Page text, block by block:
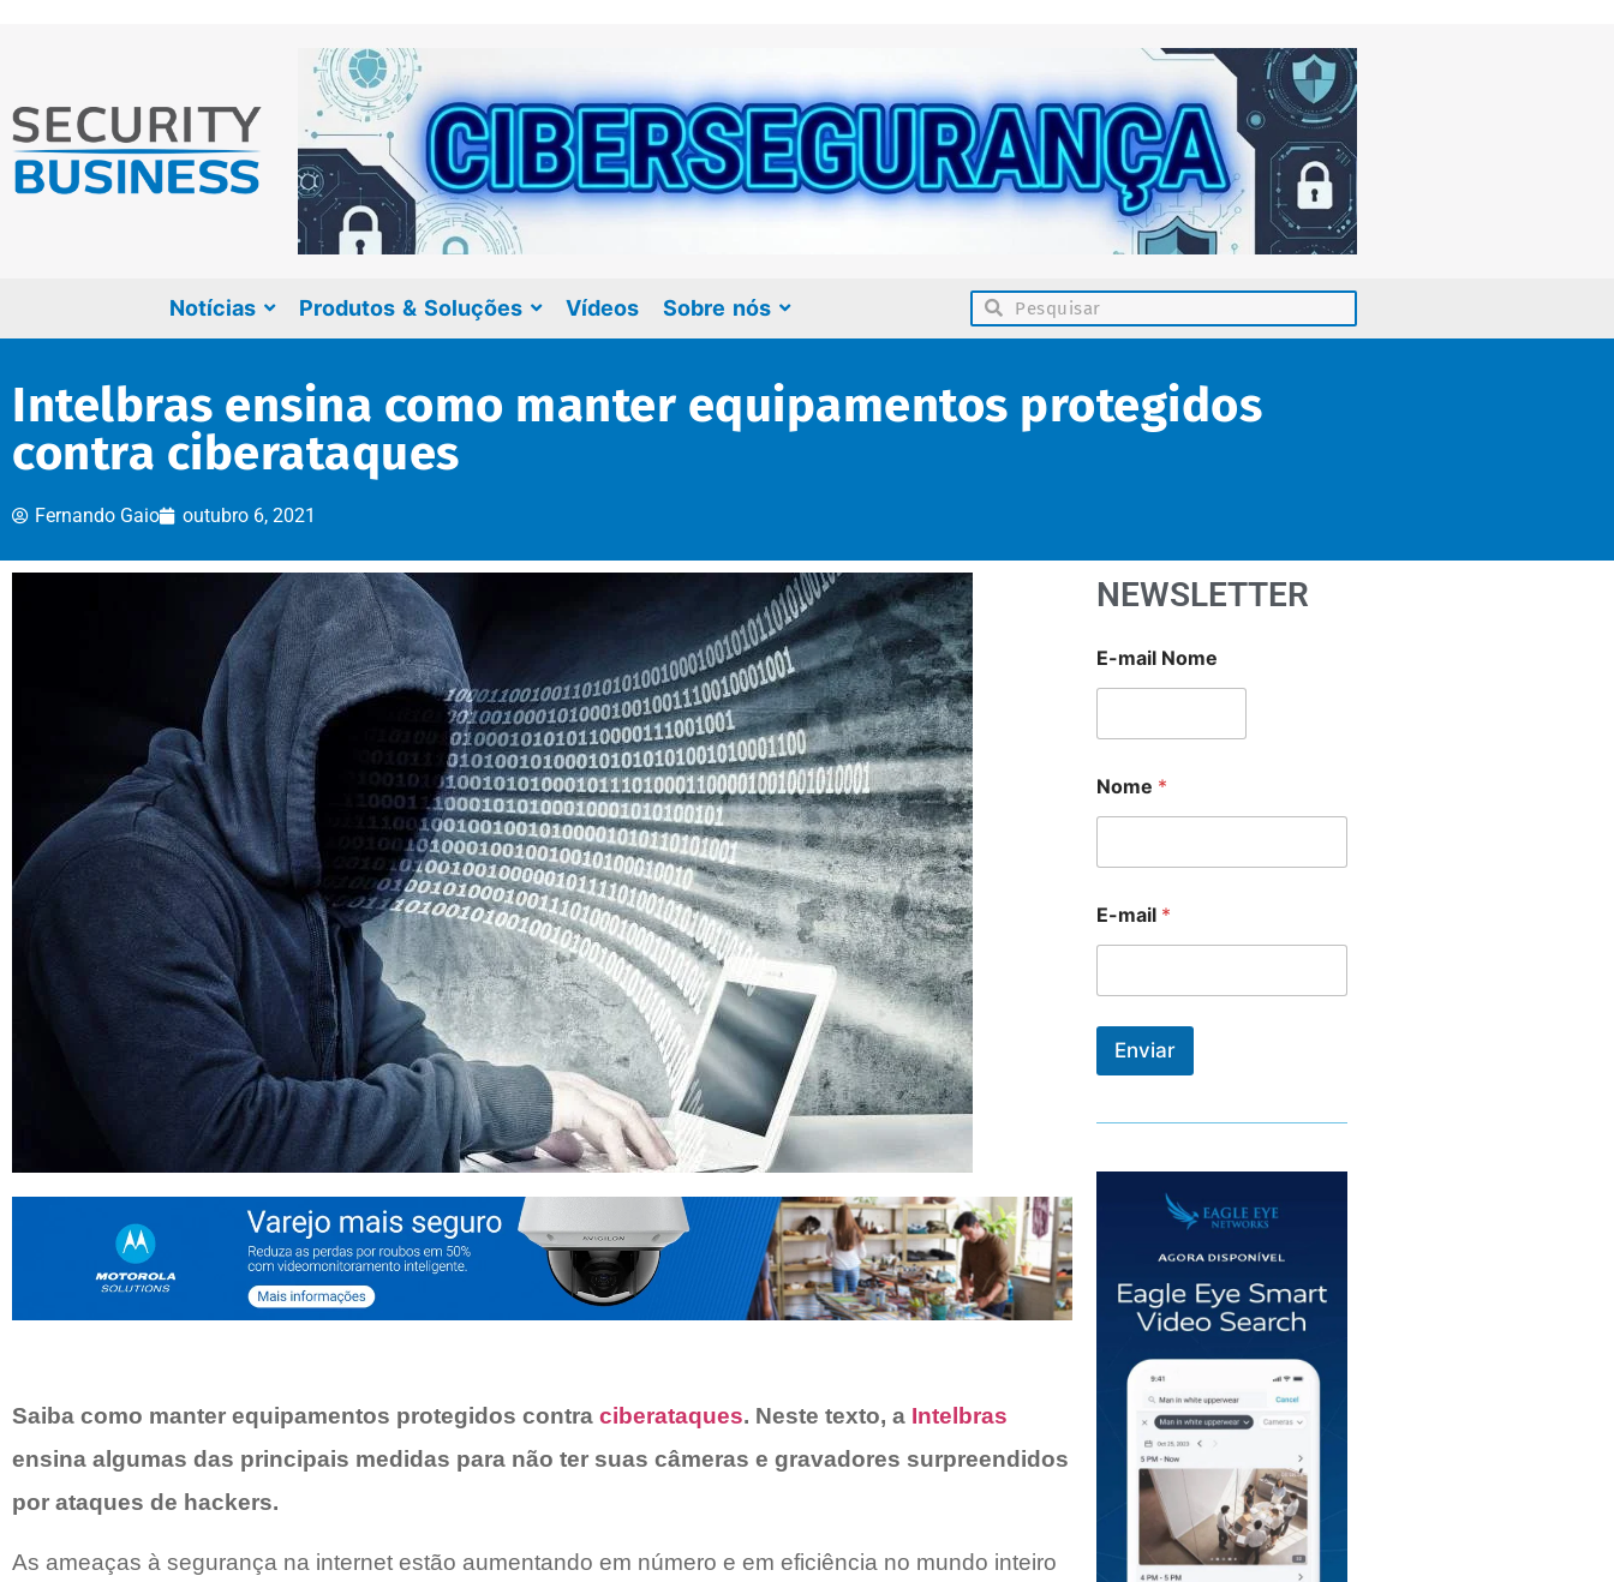
Notícias Produtos & Soluções Vídeos Sobre nós
Intelbras ensina como manter equipamentos protegidos
contra ciberataques
Fernando Gaio outubro 6, 2021
Saiba como manter equipamentos protegidos contra ciberataques. Neste texto, a Intelbras
ensina algumas das principais medidas para não ter suas câmeras e gravadores surpreendidos
por ataques de hackers.
As ameaças à segurança na internet estão aumentando em número e em eficiência no mundo inteiro
NEWSLETTER
E-mail Nome
Nome *
E-mail *
Enviar